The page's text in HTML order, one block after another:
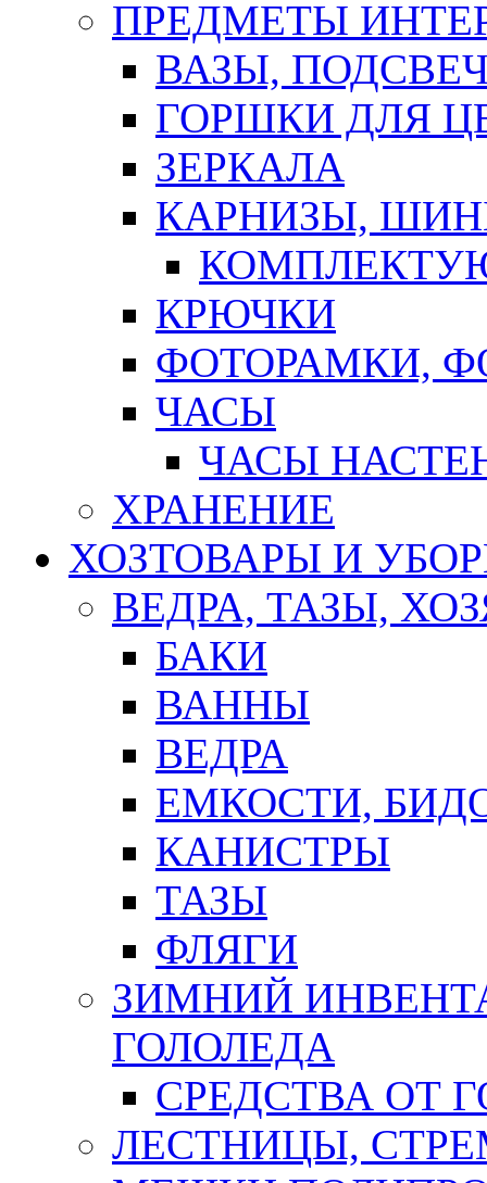
ПРЕДМЕТЫ
ВАЗЫ,
ГОРШКИ ДЛЯ
ЗЕРКАЛА
КАРНИЗЫ,
КРЮЧКИ
ФОТОРАМКИ,
ЧАСЫ
ЧАСЫ
ХРАНЕНИЕ
ХОЗТОВАРЫ И
ВЕДРА, ТАЗЫ,
БАКИ
ВАННЫ
ВЕДРА
ЕМКОСТИ,
КАНИСТРЫ
ТАЗЫ
ФЛЯГИ
ЗИМНИЙ
ГОЛОЛЕДА
СРЕДСТВА ОТ
ЛЕСТНИЦЫ,